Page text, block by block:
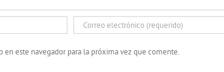
en este navegador para la próxima vez que comente.